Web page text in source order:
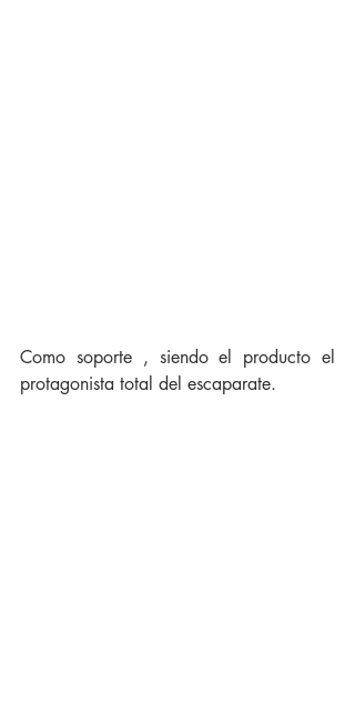
Como soporte , siendo el producto el
protagonista total del escaparate.